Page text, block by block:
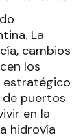
La
cambios
los
estratégico
de puertos
en la
hidrovía